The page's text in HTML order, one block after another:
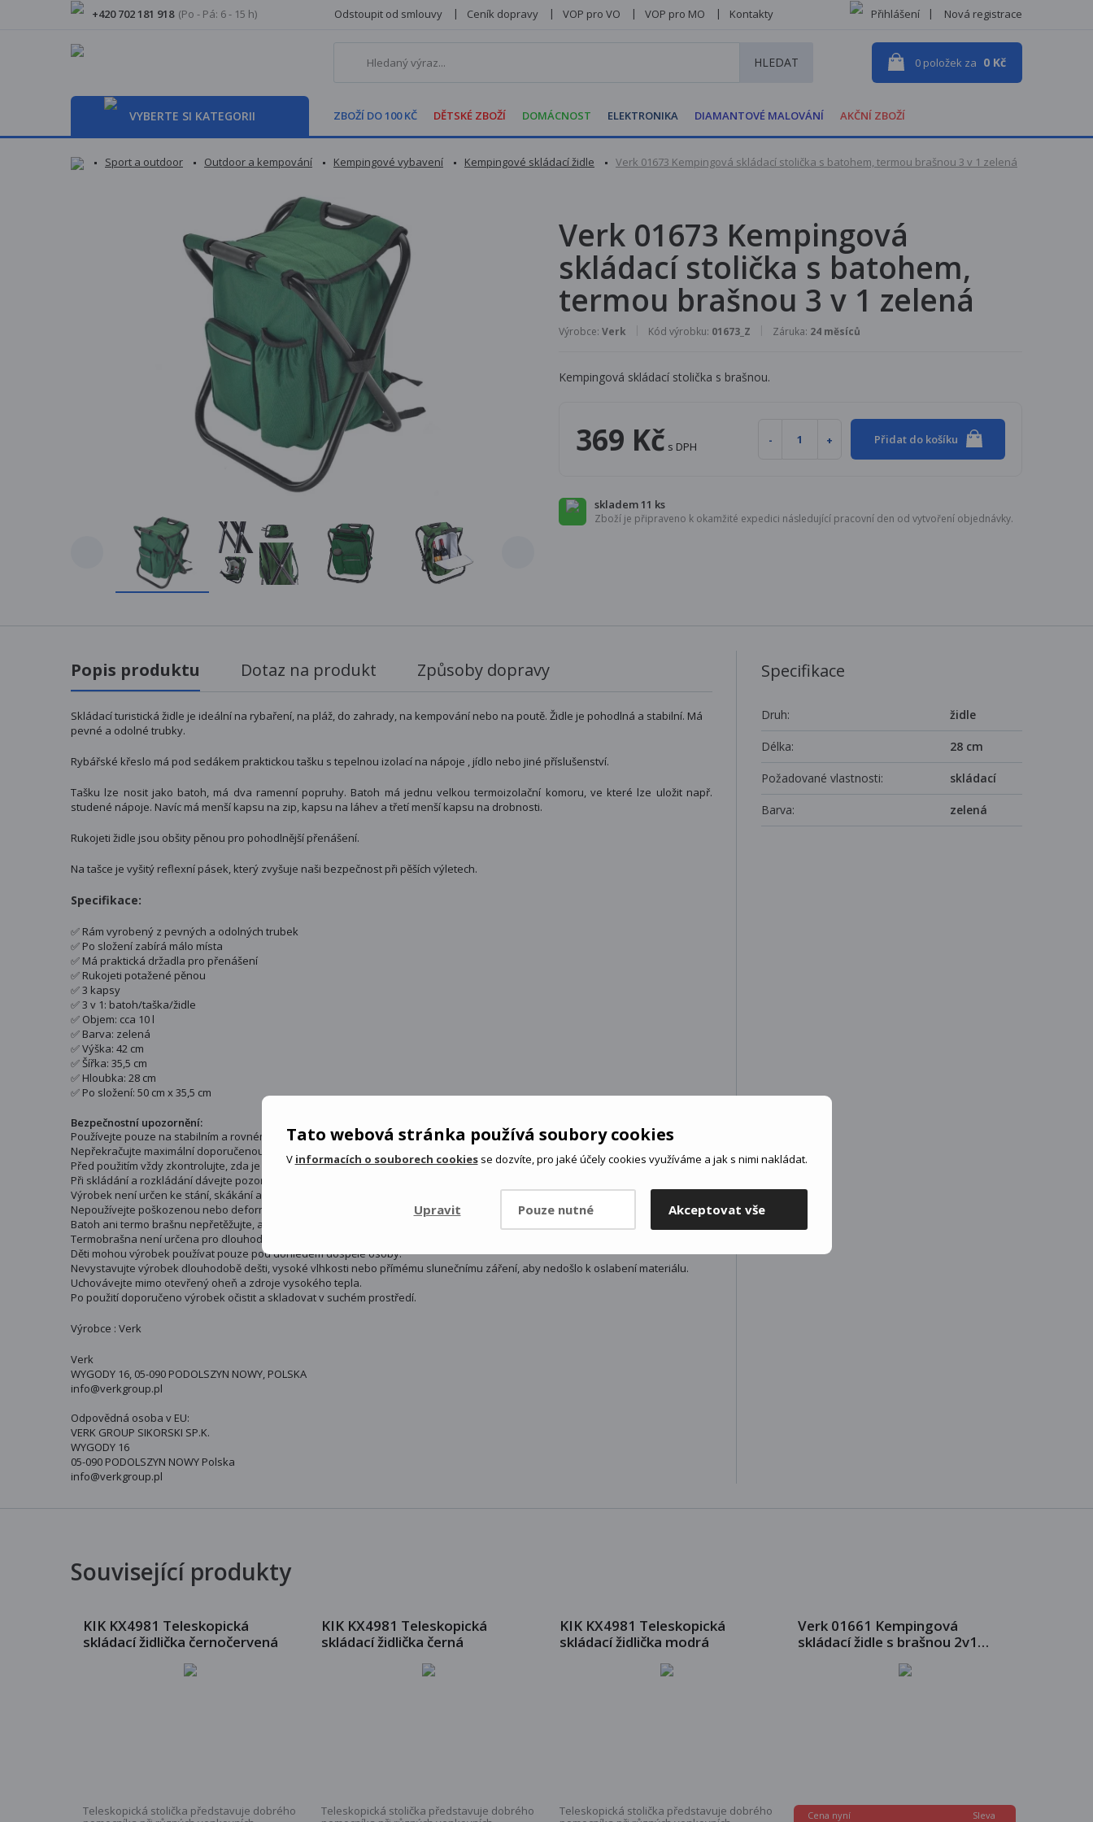
Tato webová stránka používá soubory cookies
V informacích o souborech cookiesse dozvíte, pro jaké účely cookies využíváme a jak s nimi nakládat.
Upravit Pouze nutné Akceptovat vše
+420 702 181 918 (Po - Pá: 6 - 15 h) Odstoupit od smlouvy Ceník dopravy VOP pro VO VOP pro MO Kontakty Přihlášení Nová registrace
VYBERTE SI KATEGORII
HLEDAT 0 položek za 0 Kč
ZBOŽÍ DO 100 KČ DĚTSKÉ ZBOŽÍ DOMÁCNOST ELEKTRONIKA DIAMANTOVÉ MALOVÁNÍ AKČNÍ ZBOŽÍ
Sport a outdoor Outdoor a kempování Kempingové vybavení Kempingové skládací židle Verk 01673 Kempingová skládací stolička s batohem, termou brašnou 3 v 1 zelená
Verk 01673 Kempingová
skládací stolička s batohem,
termou brašnou 3 v 1 zelená
Výrobce: Verk Kód výrobku: 01673_Z Záruka: 24 měsíců
Kempingová skládací stolička s brašnou.
369 Kč s DPH Přidat do košíku
skladem 11 ks
Zboží je připraveno k okamžité expedici následující pracovní den od vytvoření objednávky.
Popis produktu Dotaz na produkt Způsoby dopravy
Skládací turistická židle je ideální na rybaření, na pláž, do zahrady, na kempování nebo na poutě. Židle je pohodlná a stabilní. Má
pevné a odolné trubky.
Rybářské křeslo má pod sedákem praktickou tašku s tepelnou izolací na nápoje , jídlo nebo jiné příslušenství.
Tašku lze nosit jako batoh, má dva ramenní popruhy. Batoh má jednu velkou termoizolační komoru, ve které lze uložit např.
studené nápoje. Navíc má menší kapsu na zip, kapsu na láhev a třetí menší kapsu na drobnosti.
Rukojeti židle jsou obšity pěnou pro pohodlnější přenášení.
Na tašce je vyšitý reflexní pásek, který zvyšuje naši bezpečnost při pěších výletech.
Specifikace:
✅ Rám vyrobený z pevných a odolných trubek
✅ Po složení zabírá málo místa
✅ Má praktická držadla pro přenášení
✅ Rukojeti potažené pěnou
✅ 3 kapsy
✅ 3 v 1: batoh/taška/židle
✅ Objem: cca 10 l
✅ Barva: zelená
✅ Výška: 42 cm
✅ Šířka: 35,5 cm
✅ Hloubka: 28 cm
✅ Po složení: 50 cm x 35,5 cm
Bezpečnostní upozornění:
Používejte pouze na stabilním a rovném povrchu, aby nedošlo k převrácení nebo zhroucení konstrukce.
Nepřekračujte maximální doporučenou nosnost výrobku.
Před použitím vždy zkontrolujte, zda je stolička správně rozložena a všechny části jsou pevně zajištěny.
Při skládání a rozkládání dávejte pozor na prsty - hrozí nebezpečí skřípnutí.
Výrobek není určen ke stání, skákání ani houpání.
Nepoužívejte poškozenou nebo deformovanou konstrukci.
Batoh ani termo brašnu nepřetěžujte, aby nedošlo ke ztrátě stability nebo poškození výrobku.
Termobrašna není určena pro dlouhodobé skladování rychle se kazících potravin bez dodatečného chlazení.
Děti mohou výrobek používat pouze pod dohledem dospělé osoby.
Nevystavujte výrobek dlouhodobě dešti, vysoké vlhkosti nebo přímému slunečnímu záření, aby nedošlo k oslabení materiálu.
Uchovávejte mimo otevřený oheň a zdroje vysokého tepla.
Po použití doporučeno výrobek očistit a skladovat v suchém prostředí.
Výrobce : Verk
Verk
WYGODY 16, 05-090 PODOLSZYN NOWY, POLSKA
info@verkgroup.pl
Odpovědná osoba v EU:
VERK GROUP SIKORSKI SP.K.
WYGODY 16
05-090 PODOLSZYN NOWY Polska
info@verkgroup.pl
Specifikace
Druh: židle
Délka: 28 cm
Požadované vlastnosti: skládací
Barva: zelená
Související produkty
KIK KX4981 Teleskopická
skládací židlička černočervená
Teleskopická stolička představuje dobrého
KIK KX4981 Teleskopická
skládací židlička černá
Teleskopická stolička představuje dobrého
KIK KX4981 Teleskopická
skládací židlička modrá
Teleskopická stolička představuje dobrého
Verk 01661 Kempingová
skládací židle s brašnou 2v1
Cena nyní Sleva